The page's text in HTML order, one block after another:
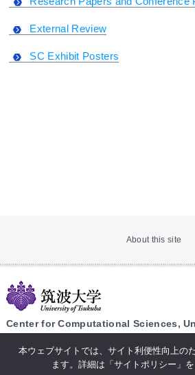
External Review
SC Exhibit Posters
About this site
Center for Computational Sciences,
+81-29-853-6487 （CCS Office）
本ウェブサイトでは、サイト利便性向上の
ます。詳細は「サイトポリシー」を